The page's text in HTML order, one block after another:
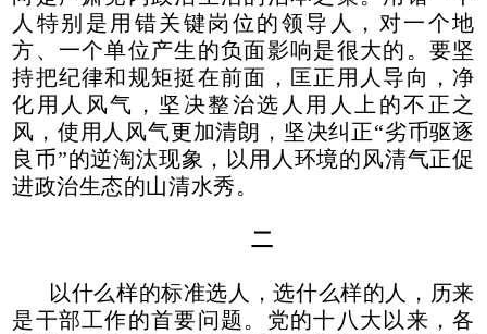
人特别是用错关键岗位的领导人，对一个地
方、一个单位产生的负面影响是很大的。要坚
持把纪律和规矩挺在前面，匡正用人导向，净
化用人风气，坚决整治选人用人上的不正之
风，使用人风气更加清朗，坚决纠正“劣币驱逐
良币”的逆淘汰现象，以用人环境的风清气正促
进政治生态的山清水秀。
二
以什么样的标准选人，选什么样的人，历来
是干部工作的首要问题。党的十八大以来，各